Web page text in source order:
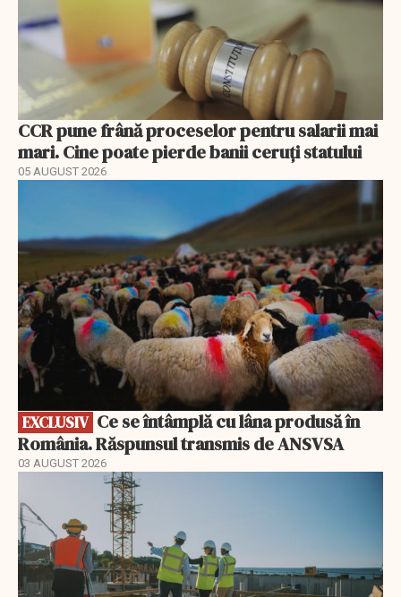
CCR pune frână proceselor pentru salarii mai
mari. Cine poate pierde banii ceruți statului
05 AUGUST 2026
EXCLUSIV
România. Răspunsul transmis de ANSVSA
03 AUGUST 2026